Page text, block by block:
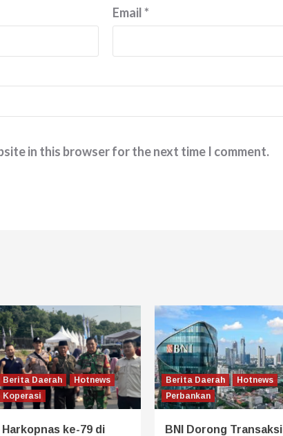
Email*
in this browser for the next time I comment.
Berita Daerah
Hotnews
Koperasi
Harkopnas ke-79 di
Berita Daerah
Hotnews
Perbankan
BNI Dorong Transaksi